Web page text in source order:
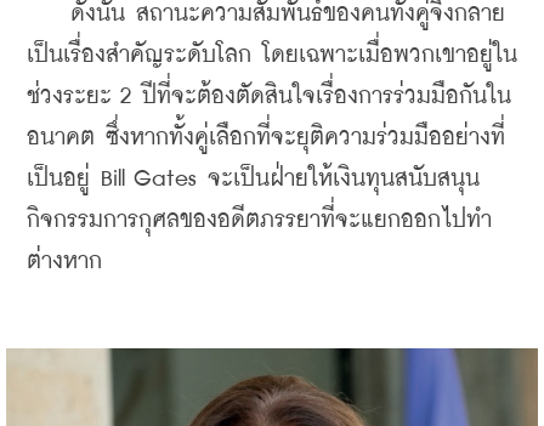
ดังนั้น สถานะความสัมพันธ์ของคนทั้งคู่จึงกลาย
เป็นเรื่องสำคัญระดับโลก โดยเฉพาะเมื่อพวกเขาอยู่ใน
ช่วงระยะ 2 ปีที่จะต้องตัดสินใจเรื่องการร่วมมือกันใน
อนาคต ซึ่งหากทั้งคู่เลือกที่จะยุติความร่วมมืออย่างที่
เป็นอยู่ Bill Gates จะเป็นฝ่ายให้เงินทุนสนับสนุน
กิจกรรมการกุศลของอดีตภรรยาที่จะแยกออกไปทำ
ต่างหาก